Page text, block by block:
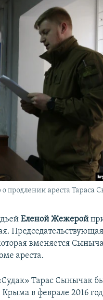
о продлении ареста Тараса
Еленой Жежерой
Председательствующая
вменяется
ареста.
Тарас Сынычак
в феврале 2016